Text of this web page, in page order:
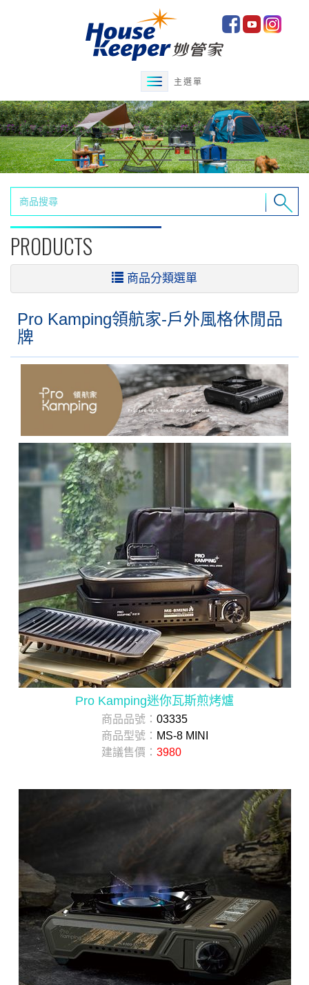
主選單
PRODUCTS
商品分類選單
Pro Kamping領航家-戶外風格休閒品
牌
Pro Kamping迷你瓦斯煎烤爐
商品品號： 03335
商品型號： MS-8 MINI
建議售價： 3980